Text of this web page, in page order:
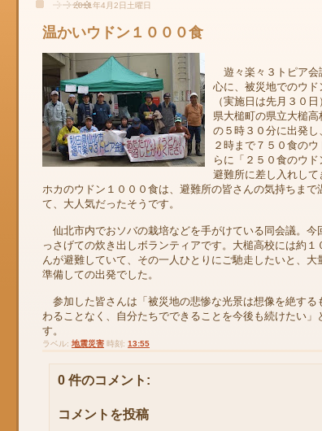
2011年4月2日土曜日
温かいウドン１０００食
遊々楽々３トピア会
心に、被災地でのウ
（実施日は先月３０
県大槌町の県立大槌
の５時３０分に出発し
２時まで７５０食のウ
らに「２５０食のウド
避難所に差し入れして
ホカのウドン１０００食は、避難所の皆さんの気持ちまで
て、大人気だったそうです。
仙北市内でおソバの栽培などを手がけている同会議。今
っさげての炊き出しボランティアです。大槌高校には約１
んが避難していて、その一人ひとりにご馳走したいと、大
準備しての出発でした。
参加した皆さんは「被災地の悲惨な光景は想像を絶する
わることなく、自分たちでできることを今後も続けたい」
す。
ラベル: 地震災害 時刻: 13:55
0 件のコメント:
コメントを投稿